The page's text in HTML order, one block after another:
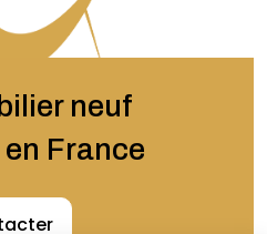
neuf
France